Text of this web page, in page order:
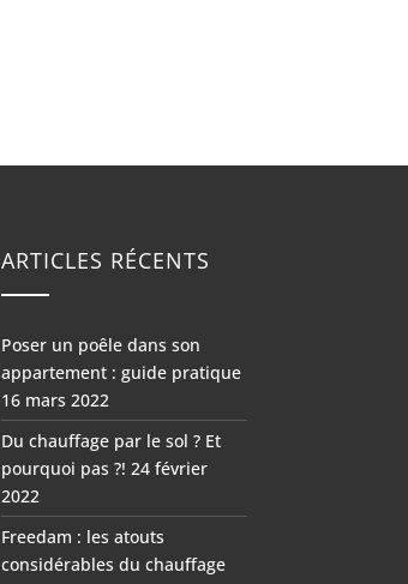
ARTICLES RÉCENTS
Poser un poêle dans son
appartement : guide pratique
16 mars 2022
Du chauffage par le sol ? Et
pourquoi pas ?! 24 février
2022
Freedam : les atouts
considérables du chauffage